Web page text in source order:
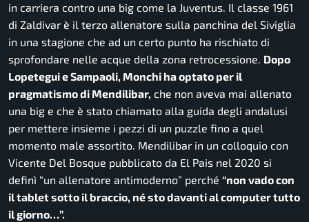
in carriera contro una big come la Juventus. Il classe 1961
di Zaldivar è il terzo allenatore sulla panchina del Siviglia
in una stagione che ad un certo punto ha rischiato di
sprofondare nelle acque della zona retrocessione. Dopo
Lopetegui e Sampaoli, Monchi ha optato per il
pragmatismo di Mendilibar, che non aveva mai allenato
una big e che è stato chiamato alla guida degli andalusi
per mettere insieme i pezzi di un puzzle fino a quel
momento male assortito. Mendilibar in un colloquio con
Vicente Del Bosque pubblicato da El Pais nel 2020 si
definì “un allenatore antimoderno” perché “non vado con
il tablet sotto il braccio, né sto davanti al computer tutto
il giorno…”.